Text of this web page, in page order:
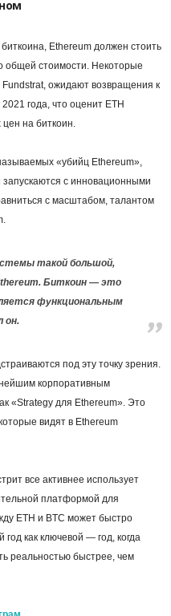
Ethereum должен стоить
общей стоимости. Некоторые
ожидают возвращения к
года, что оценит ETH
на биткоин.
«убийц Ethereum»,
с инновационными
с масштабом, талантом
такой большой,
Биткоин — это
функциональным
он.
под эту точку зрения.
корпоративным
«Strategy для Ethereum». Это
видят в Ethereum
все активнее использует
платформой для
ETH и BTC может быстро
как ключевой — год, когда
реальностью быстрее, чем